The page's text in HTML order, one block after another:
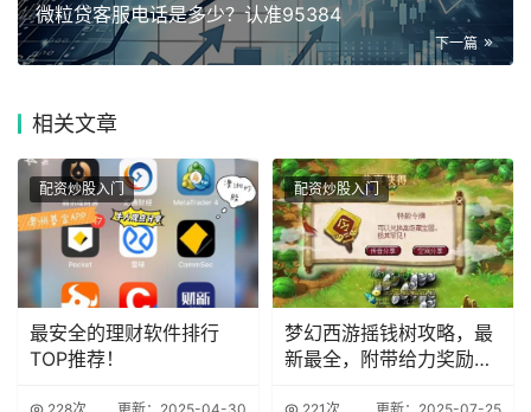
微粒贷客服电话是多少？认准95384
下一篇
相关文章
配资炒股入门
最安全的理财软件排行
TOP推荐！
配资炒股入门
梦幻西游摇钱树攻略，最
新最全，附带给力奖励图